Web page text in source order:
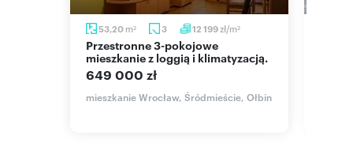
53,20 m2 3 12 199zł/m2
Przestronne 3-pokojowe
mieszkanie z loggią i klimatyzacją.
649 000 zł
mieszkanie Wrocław, Śródmieście, Ołbin